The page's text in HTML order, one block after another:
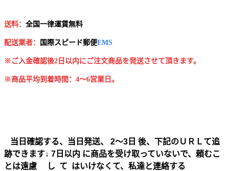
送料： 全国一律運賃無料
配送業者： 国 際スピード郵便EMS
※ご入金確認後2日以内にご注文商品を発送させて頂きます。
※商品平均到着時間：4～6営業日。
当日確認する、当日発送、 2～3日 後、下記のＵＲＬて追
跡できます↓ 7日以内 に商品を受け取っていないで、頼むこ
とは遠慮 し て はいけなくて、私達と連絡する